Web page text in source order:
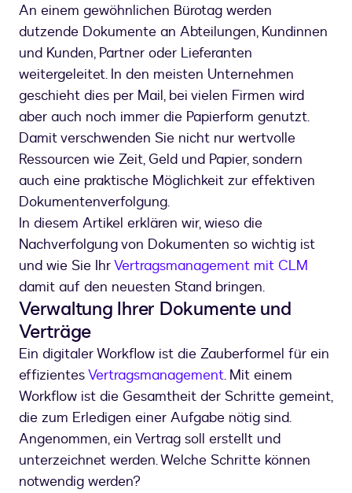
An einem gewöhnlichen Bürotag werden
dutzende Dokumente an Abteilungen, Kundinnen
und Kunden, Partner oder Lieferanten
weitergeleitet. In den meisten Unternehmen
geschieht dies per Mail, bei vielen Firmen wird
aber auch noch immer die Papierform genutzt.
Damit verschwenden Sie nicht nur wertvolle
Ressourcen wie Zeit, Geld und Papier, sondern
auch eine praktische Möglichkeit zur effektiven
Dokumentenverfolgung.
In diesem Artikel erklären wir, wieso die
Nachverfolgung von Dokumenten so wichtig ist
und wie Sie IhrVertragsmanagement mit CLM
damit auf den neuesten Stand bringen.
Verwaltung Ihrer Dokumente und
Verträge
Ein digitaler Workflow ist die Zauberformel für ein
effizientesVertragsmanagement. Mit einem
Workflow ist die Gesamtheit der Schritte gemeint,
die zum Erledigen einer Aufgabe nötig sind.
Angenommen, ein Vertrag soll erstellt und
unterzeichnet werden. Welche Schritte können
notwendig werden?